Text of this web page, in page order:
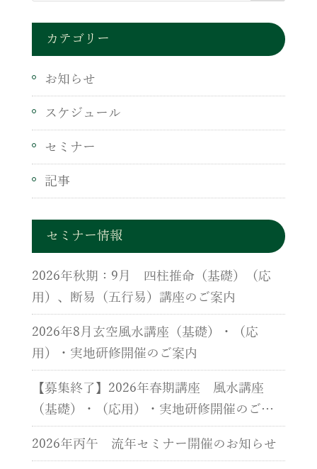
カテゴリー
お知らせ
スケジュール
セミナー
記事
セミナー情報
2026年秋期：9月 四柱推命（基礎）（応
用）、断易（五行易）講座のご案内
2026年8月玄空風水講座（基礎）・（応
用）・実地研修開催のご案内
【募集終了】2026年春期講座 風水講座
（基礎）・（応用）・実地研修開催のご案
内
2026年丙午 流年セミナー開催のお知らせ